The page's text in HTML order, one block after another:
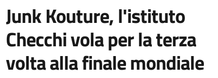
Junk Kouture, l'istituto
Checchi vola per la terza
volta alla finale mondiale